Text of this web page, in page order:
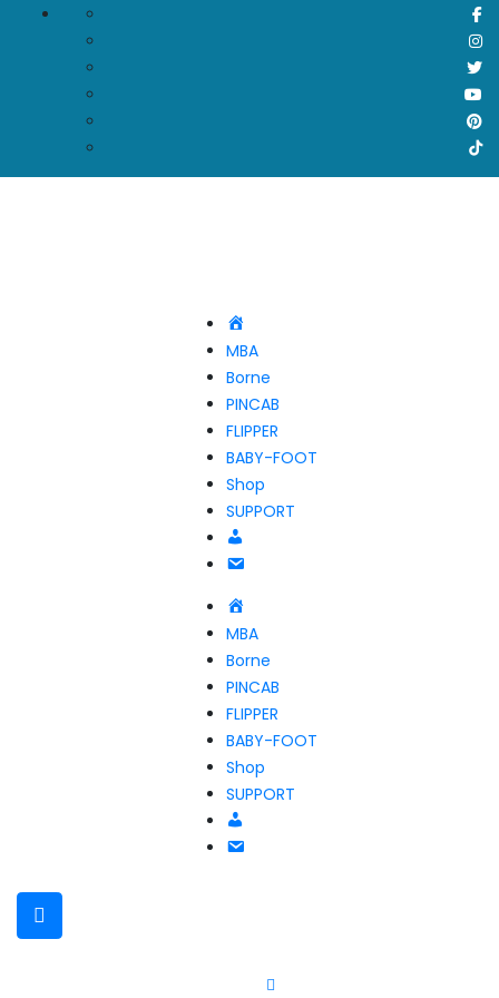
MBA
Borne
PINCAB
FLIPPER
BABY-FOOT
Shop
SUPPORT
MBA
Borne
PINCAB
FLIPPER
BABY-FOOT
Shop
SUPPORT